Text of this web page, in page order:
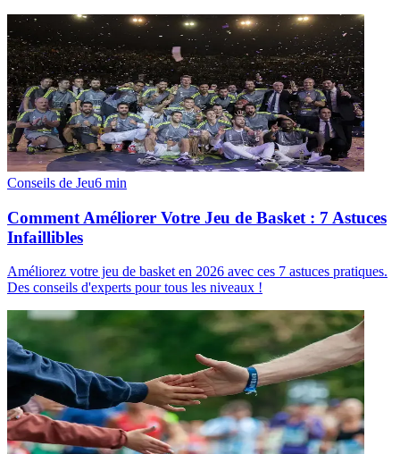
Conseils de Jeu6 min
Comment Améliorer Votre Jeu de Basket : 7 Astuces
Infaillibles
Améliorez votre jeu de basket en 2026 avec ces 7 astuces pratiques.
Des conseils d'experts pour tous les niveaux !